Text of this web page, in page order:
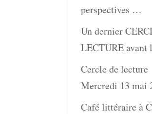
perspectives …
Un dernier
LECTURE avant
Cercle de lecture
Mercredi 13 mai
Café littéraire à